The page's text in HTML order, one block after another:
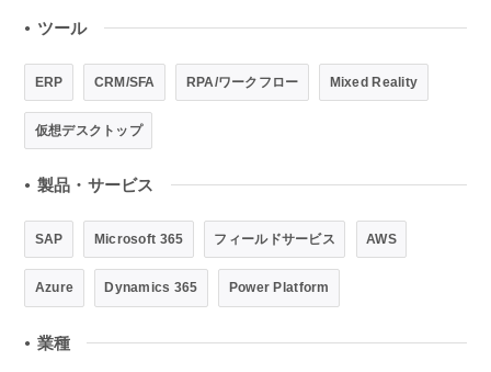
● ツール
ERP CRM/SFA RPA/ワークフロー Mixed Reality
仮想デスクトップ
● 製品・サービス
SAP Microsoft 365 フィールドサービス AWS
Azure Dynamics 365 Power Platform
● 業種